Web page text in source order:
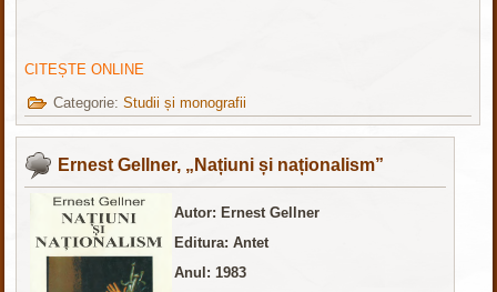
CITEȘTE ONLINE
Categorie:Studii și monografii
Ernest Gellner, „Națiuni și naționalism”
Autor: Ernest Gellner
Editura: Antet
Anul: 1983